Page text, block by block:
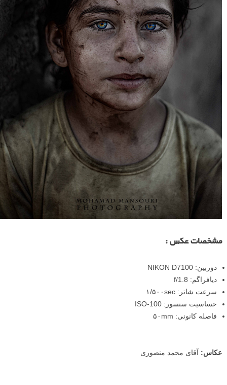
مشخصات عکس :
دوربین: NIKON D7100
دیافراگم: f/1.8
سرعت شاتر: ۱/۵۰۰sec
حساسیت سنسور: ISO-100
فاصله کانونی: ۵۰mm
عکاس: آقای محمد منصوری